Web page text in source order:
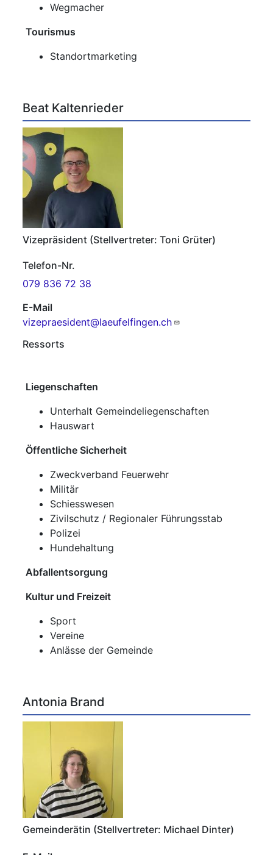
Wegmacher
Tourismus
Standortmarketing
Beat Kaltenrieder
Vizepräsident (Stellvertreter: Toni Grüter)
Telefon-Nr.
079 836 72 38
E-Mail
vizepraesident@laeufelfingen.ch
Ressorts
Liegenschaften
Unterhalt Gemeindeliegenschaften
Hauswart
Öffentliche Sicherheit
Zweckverband Feuerwehr
Militär
Schiesswesen
Zivilschutz / Regionaler Führungsstab
Polizei
Hundehaltung
Abfallentsorgung
Kultur und Freizeit
Sport
Vereine
Anlässe der Gemeinde
Antonia Brand
Gemeinderätin (Stellvertreter: Michael Dinter)